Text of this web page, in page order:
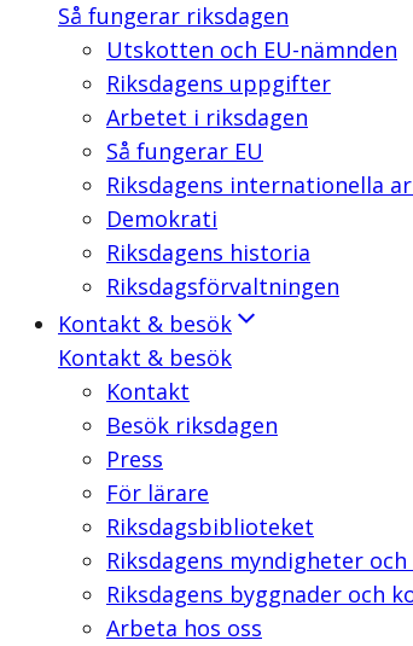
Så fungerar riksdagen
Utskotten och EU-nämnden
Riksdagens uppgifter
Arbetet i riksdagen
Så fungerar EU
Riksdagens internationella
Demokrati
Riksdagens historia
Riksdagsförvaltningen
Kontakt & besök
Kontakt & besök
Kontakt
Besök riksdagen
Press
För lärare
Riksdagsbiblioteket
Riksdagens myndigheter
Riksdagens byggnader och
Arbeta hos oss